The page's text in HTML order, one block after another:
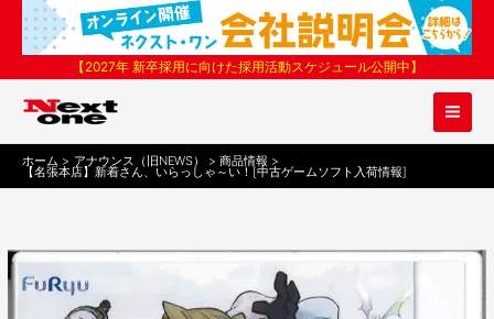
ス
【2027年 新卒採用に向けた採用活動スケジュール公開中】
ホーム アナウンス（旧NEWS） 商品情報
【名張本店】新着さん、いらっしゃ～い！[中古ゲームソフト入荷情報]